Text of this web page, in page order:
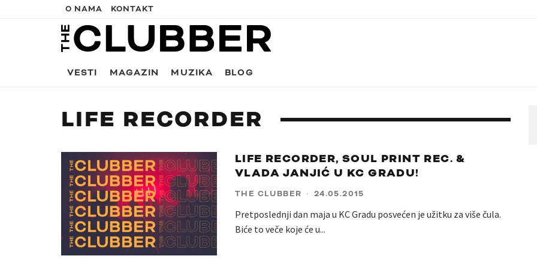
O NAMA KONTAKT
VESTI MAGAZIN MUZIKA BLOG
LIFE RECORDER
LIFE RECORDER, SOUL PRINT REC. &
VLADA JANJIĆ U KC GRADU!
THE CLUBBER · 24.05.2015
Pretposlednji dan maja u KC Gradu posvećen je užitku za više čula.
Biće to veče koje će u...